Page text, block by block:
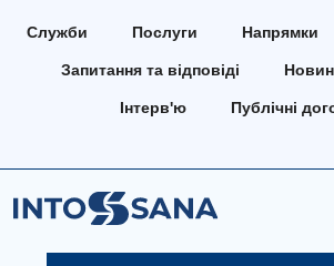
Терапія
Травматологічне відділення
Урологічне відділення
Служби Послуги Напрямки
Запитання та відповіді
Інтерв'ю Публічні